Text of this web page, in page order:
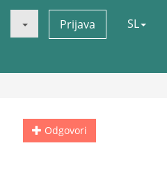
Prijava SL
Odgovori